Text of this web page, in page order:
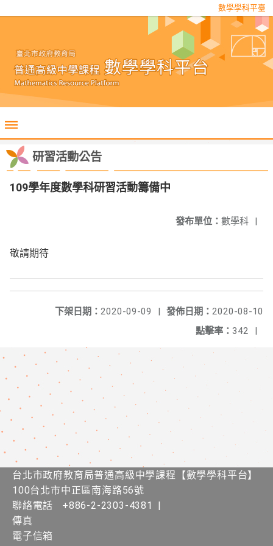
數學學科平臺
研習活動公告
109學年度數學科研習活動籌備中
發布單位： 數學科 |
敬請期待
發佈日期： 2020-08-10
下架日期： 2020-09-09
|
點擊率： 342 |
台北市政府教育局普通高級中學課程​【​數學學科平台】
100台北市中正區南海路56號
聯絡電話
+886-2-2303-4381
|
傳真
電子信箱